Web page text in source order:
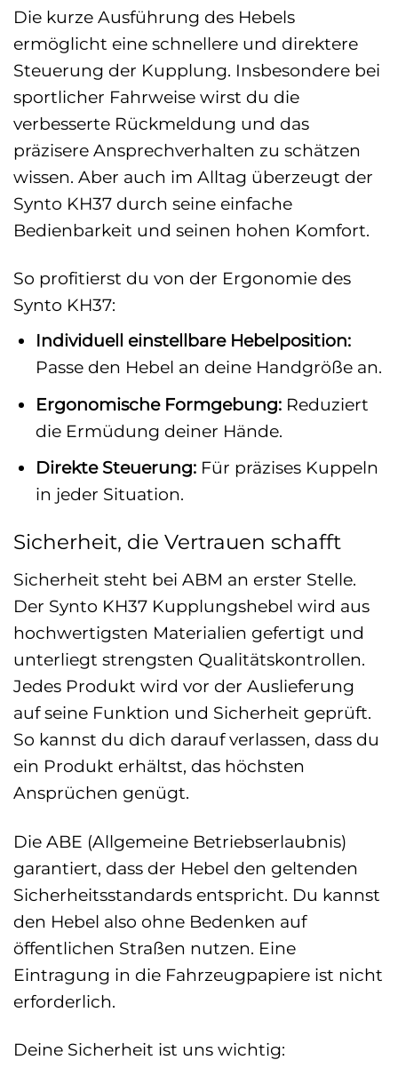
Die kurze Ausführung des Hebels
ermöglicht eine schnellere und direktere
Steuerung der Kupplung. Insbesondere bei
sportlicher Fahrweise wirst du die
verbesserte Rückmeldung und das
präzisere Ansprechverhalten zu schätzen
wissen. Aber auch im Alltag überzeugt der
Synto KH37 durch seine einfache
Bedienbarkeit und seinen hohen Komfort.
So profitierst du von der Ergonomie des
Synto KH37:
Individuell einstellbare Hebelposition:
Passe den Hebel an deine Handgröße an.
Ergonomische Formgebung:Reduziert
die Ermüdung deiner Hände.
Direkte Steuerung:Für präzises Kuppeln
in jeder Situation.
Sicherheit, die Vertrauen schafft
Sicherheit steht bei ABM an erster Stelle.
Der Synto KH37 Kupplungshebel wird aus
hochwertigsten Materialien gefertigt und
unterliegt strengsten Qualitätskontrollen.
Jedes Produkt wird vor der Auslieferung
auf seine Funktion und Sicherheit geprüft.
So kannst du dich darauf verlassen, dass du
ein Produkt erhältst, das höchsten
Ansprüchen genügt.
Die ABE (Allgemeine Betriebserlaubnis)
garantiert, dass der Hebel den geltenden
Sicherheitsstandards entspricht. Du kannst
den Hebel also ohne Bedenken auf
öffentlichen Straßen nutzen. Eine
Eintragung in die Fahrzeugpapiere ist nicht
erforderlich.
Deine Sicherheit ist uns wichtig: